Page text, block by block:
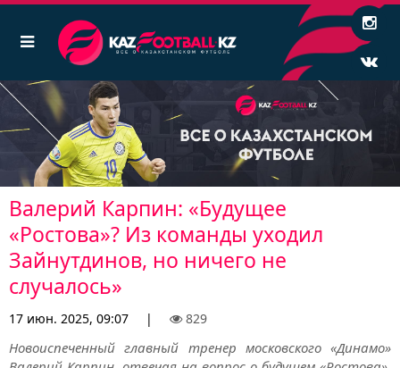
Валерий Карпин: «Будущее
«Ростова»? Из команды уходил
Зайнутдинов, но ничего не
случалось»
17 июн. 2025, 09:07 | 829
Новоиспеченный главный тренер московского «Динамо»